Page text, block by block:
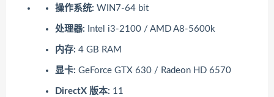
操作系统: WIN7-64 bit
处理器: Intel i3-2100 / AMD A8-5600k
内存: 4 GB RAM
显卡: GeForce GTX 630 / Radeon HD 6570
DirectX 版本: 11